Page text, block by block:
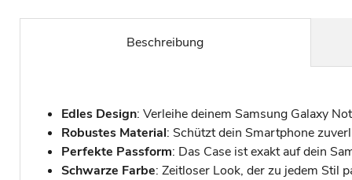
Beschreibung
Edles Design: Verleihe deinem Samsung Galaxy
Robustes Material: Schützt dein Smartphone
Perfekte Passform: Das Case ist exakt auf dein
Schwarze Farbe: Zeitloser Look, der zu jedem Stil